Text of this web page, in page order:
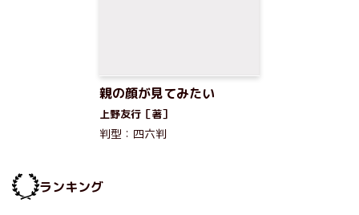
親の顔が見てみたい
上野友行［著］
判型：四六判
ランキング